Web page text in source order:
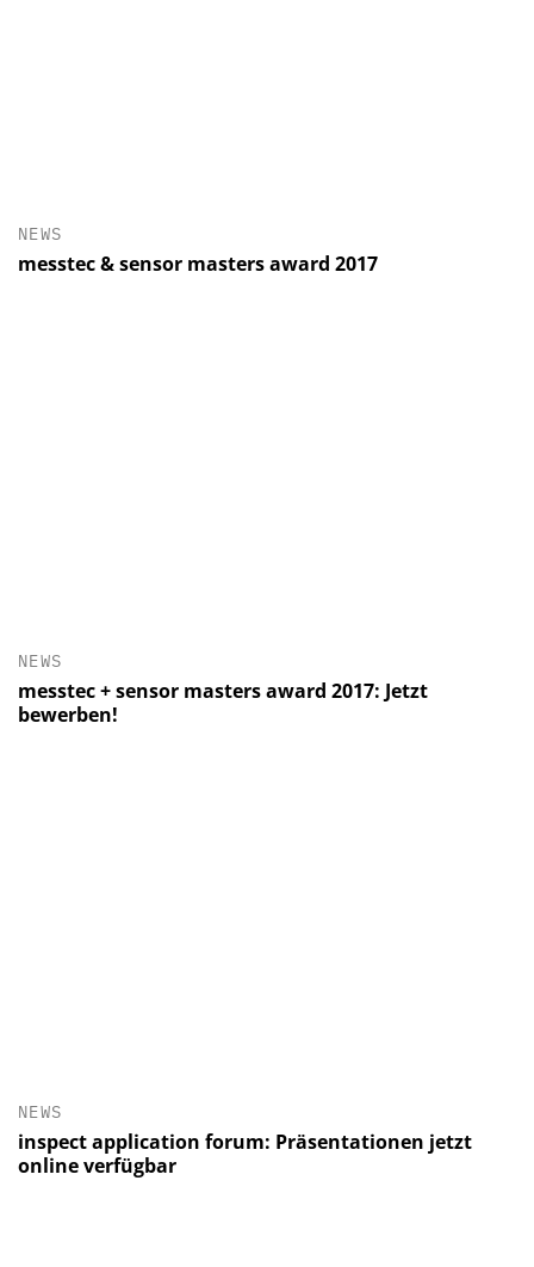
NEWS
messtec & sensor masters award 2017
NEWS
messtec + sensor masters award 2017: Jetzt
bewerben!
NEWS
inspect application forum: Präsentationen jetzt
online verfügbar